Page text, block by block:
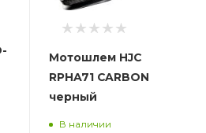
Мотошлем HJC
RPHA71 CARBON
черный
В наличии